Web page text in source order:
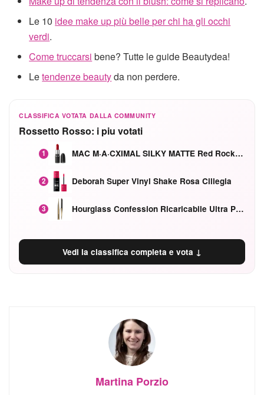
Le 10 idee make up più belle per chi ha gli occhi
verdi.
Come truccarsi bene? Tutte le guide Beautydea!
Letendenze beautyda non perdere.
CLASSIFICA VOTATA DALLA COMMUNITY
Rossetto Rosso: i piu votati
1 MAC M·A·CXIMAL SILKY MATTE Red Rock mat
2 Deborah Super Vinyl Shake Rosa Ciliegia
3 Hourglass Confession Ricaricabile Ultra Preciso Ad Alta Intensità Secretly Classic Red
Vedi la classifica completa e vota ↓
Martina Porzio